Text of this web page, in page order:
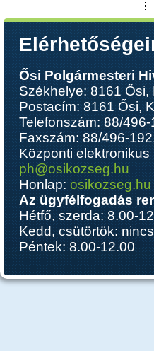
Ősi Polgármesteri
Székhelye: 8161 Ősi,
Postacím: 8161 Ősi,
Telefonszám: 88/
Faxszám: 88/496-
Központi elektronikus
ph@osikozseg.hu
Honlap:osikozseg.hu
Az ügyfélfogadás
Hétfő, szerda: 8.00-
Kedd, csütörtök:
Péntek: 8.00-12.00